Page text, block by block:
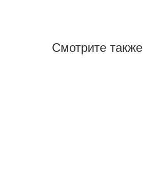
Смотрите также